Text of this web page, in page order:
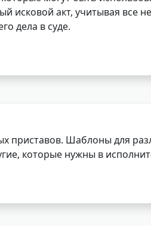
исковой акт, учитывая
дела в суде.
приставов. Шаблоны для
которые нужны в